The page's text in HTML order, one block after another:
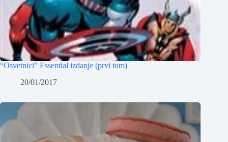
“Osvetnici” Essential izdanje (prvi tom)
20/01/2017